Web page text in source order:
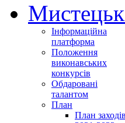
Інформаційна
платформа
Положення
виконавських
конкурсів
Обдаровані
талантом
План
План заходів